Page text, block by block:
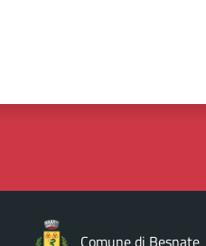
Comune di Besnate